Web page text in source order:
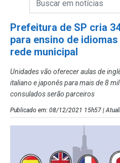
Prefeitura de SP cria
para ensino de
rede municipal
Unidades vão oferecer aulas de
italiano e japonês para mais de 8
consulados serão parceiros
Publicado em: 08/12/2021 15h57 |